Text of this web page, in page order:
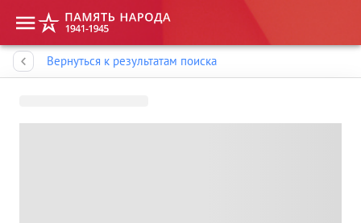
Вернуться к результатам поиска
Память народа